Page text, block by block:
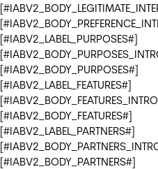
[#IABV2_LABEL_PURPOSES#]
[#IABV2_BODY_PURPOSES#]
[#IABV2_LABEL_FEATURES#]
[#IABV2_BODY_FEATURES#]
[#IABV2_LABEL_PARTNERS#]
[#IABV2_BODY_PARTNERS#]